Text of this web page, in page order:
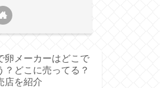
卵メーカーはどこで
？どこに売ってる？
店を紹介